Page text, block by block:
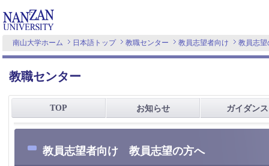
南山大学ホーム 日本語トップ 教職センター 教員志望者向け 教員志望
教職センター
TOP お知らせ ガイダンス
教員志望者向け 教員志望の方へ